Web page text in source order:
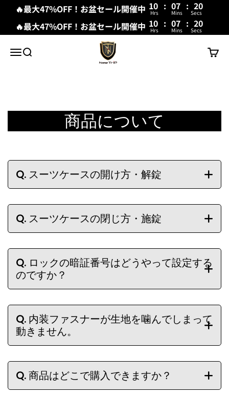
🔥最大47%OFF！お盆セール開催中 10 : 07 : 20
Hrs Mins Secs
🔥最大47%OFF！お盆セール開催中 10 : 07 : 19
Hrs Mins Secs
메뉴검색
New Trip
장바
商品について
Q. スーツケースの開け方・解錠
Q. スーツケースの閉じ方・施錠
Q. ロックの暗証番号はどうやって設定する
のですか？
Q. 内装ファスナーが生地を噛んでしまって
動きません。
Q.商品はどこで購入できますか？